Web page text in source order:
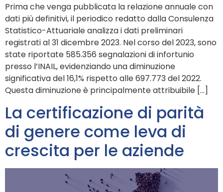
Prima che venga pubblicata la relazione annuale con
dati più definitivi, il periodico redatto dalla Consulenza
Statistico-Attuariale analizza i dati preliminari
registrati al 31 dicembre 2023. Nel corso del 2023, sono
state riportate 585.356 segnalazioni di infortunio
presso l’INAIL, evidenziando una diminuzione
significativa del 16,1% rispetto alle 697.773 del 2022.
Questa diminuzione è principalmente attribuibile […]
La certificazione di parità
di genere come leva di
crescita per le aziende